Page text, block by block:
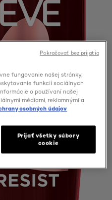
fungovanie našej stránky,
funkcií sociálnych
o používaní našej
médiami, reklamnými a
osobných údajov
Prijať všetky súbory
cookie
Pokračovať bez prijatia